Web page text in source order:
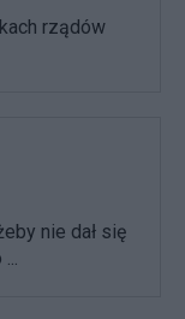
rządów
nie dał się